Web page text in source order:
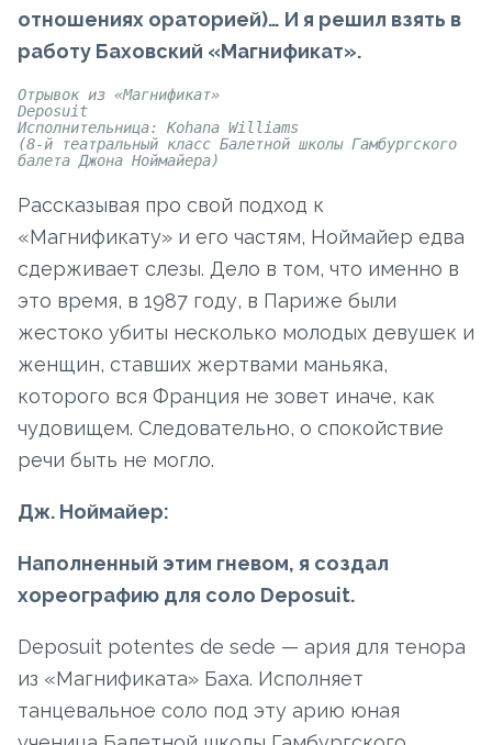
отношениях ораторией)… И я решил взять в
работу Баховский «Магнификат».
Отрывок из «Магнификат»
Deposuit
Исполнительница: Kohana Williams
(8-й театральный класс Балетной школы Гамбургского
балета Джона Ноймайера)
Рассказывая про свой подход к
«Магнификату» и его частям, Ноймайер едва
сдерживает слезы. Дело в том, что именно в
это время, в 1987 году, в Париже были
жестоко убиты несколько молодых девушек и
женщин, ставших жертвами маньяка,
которого вся Франция не зовет иначе, как
чудовищем. Следовательно, о спокойствие
речи быть не могло.
Дж. Ноймайер:
Наполненный этим гневом, я создал
хореографию для соло Deposuit.
Deposuit potentes de sede — ария для тенора
из «Магнификата» Баха. Исполняет
танцевальное соло под эту арию юная